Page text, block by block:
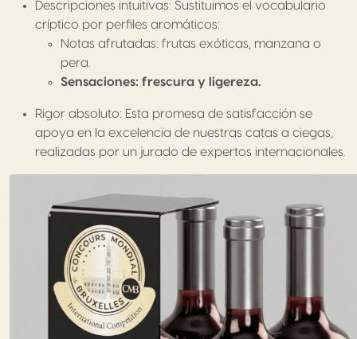
Descripciones intuitivas: Sustituimos el vocabulario
críptico por perfiles aromáticos:
Notas afrutadas: frutas exóticas, manzana o
pera.
Sensaciones: frescura y ligereza.
Rigor absoluto: Esta promesa de satisfacción se
apoya en la excelencia de nuestras catas a ciegas,
realizadas por un jurado de expertos internacionales.